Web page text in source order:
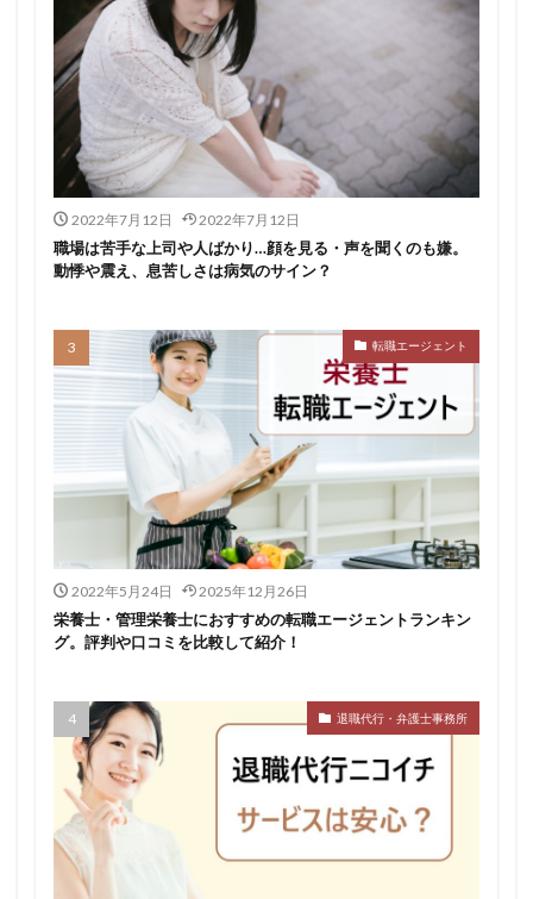
2022年7月12日 2022年7月12日
職場は苦手な上司や人ばかり…顔を見る・声を聞くのも嫌。
動悸や震え、息苦しさは病気のサイン？
転職エージェント
2022年5月24日 2025年12月26日
栄養士・管理栄養士におすすめの転職エージェントランキン
グ。評判や口コミを比較して紹介！
退職代行・弁護士事務所
しんぷる栄養士
スカウトサービス
スタートアップ
ストレス
お仕事ラボ
エンマン ニート
PHARMASTAFF
40代
CE DYM就職
LITALICO仕事ナビ
MEDFit MT
OT
PTOT人材バンク
Re就活 RT
Simple株式会社
ST
インクル エージェント
ナース人材バンク
募集
介護福祉士
リハビリ職
レバウェルリハビリ
レバウェル看護
レバレジーズ株式会社
一覧 中退
介護ワーカー
介護福祉 介護職
リシュウカツ
仕事探し 体育会 体調不良
体験談
作業療法士
保育士
保育士人材バンク
信頼できる
公認会計士 准看護師
リクナビ薬剤師
ネルサポ退職代行
ベンチャー企業
ビルメンテナンス
ビル設備管理技能士
ファーネットキャリア
ファーマキャリア
ファルマスタッフ
ブラック企業
フリーター
マイナビコメディカル
リアルミーキャリア
マイナビジョブ20's
マイナビ介護職